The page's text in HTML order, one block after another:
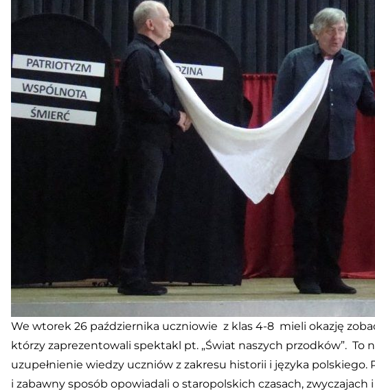
We wtorek 26 października uczniowie z klas 4-8 mieli okazję
którzy zaprezentowali spektakl pt. „Świat naszych przodków”. To
uzupełnienie wiedzy uczniów z zakresu historii i języka
i zabawny sposób opowiadali o staropolskich czasach,